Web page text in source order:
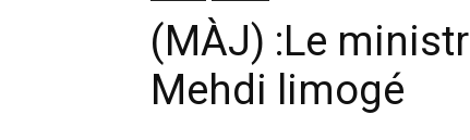
(MÀJ) :Le
Mehdi limogé